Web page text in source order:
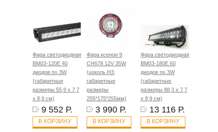
Фара светодиодная
BM03-120E 40
диодов по 3W
(габаритные
размеры 55,9 х 7,7
х 8,9 см)
9 552 Р.
В КОРЗИНУ
Фара ксенон 9
CH678 12V 35W
(цоколь H3;
габаритные
размеры
255*175*255мм)
3 990 Р.
В КОРЗИНУ
Фара светодиодная
BM03-180E 60
диодов по 3W
(габаритные
размеры 88,3 х 7,7
х 8,9 см)
13 116 Р.
В КОРЗИНУ